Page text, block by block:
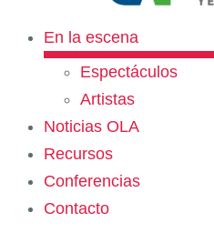
En la escena
Espectáculos
Artistas
Noticias OLA
Recursos
Conferencias
Contacto